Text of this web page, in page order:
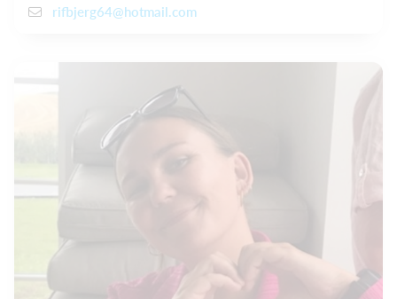
rifbjerg64@hotmail.com